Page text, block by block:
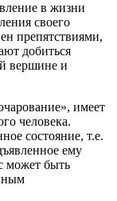
в жизни
своего
препятствиями,
добиться
вершине и
имеет
человека.
состояние, т.е.
ему
может быть